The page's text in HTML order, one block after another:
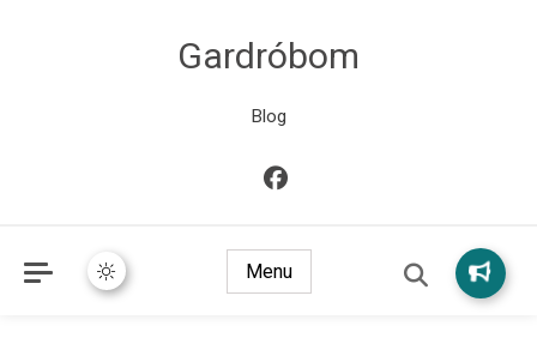
Gardróbom
Blog
Menu